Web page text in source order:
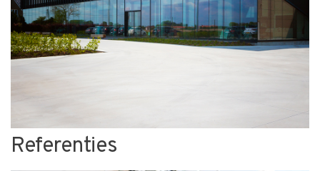
Referenties